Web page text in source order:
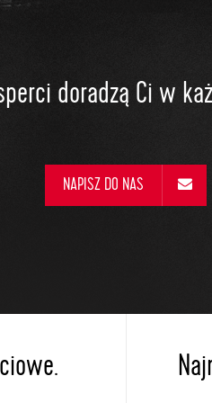
doradzą Ci w
NAPISZ DO NAS